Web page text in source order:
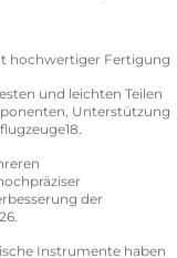
hochwertiger Fertigung
und leichten Teilen
Unterstützung
der
Instrumente haben